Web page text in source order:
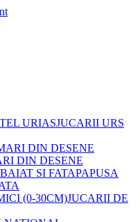
JUCARII URS
DIN DESENE
PAPUSA
JUCARII DE